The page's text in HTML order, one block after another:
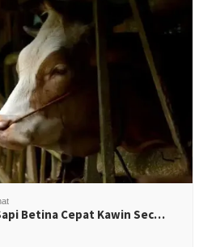
Betina Cepat Kawin Sec…